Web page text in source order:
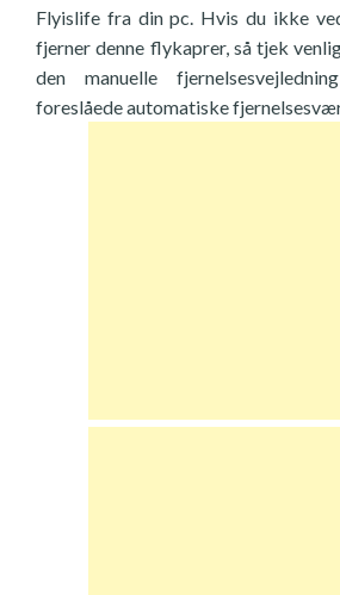
Flyislife fra din pc. Hvis du ikke
fjerner denne flykaprer, så tjek
den manuelle
foreslåede automatiske